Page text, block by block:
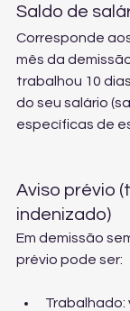
Saldo de
Corresponde
mês da
trabalhou 10
do seu salário
específicas de
Aviso prévio
indenizado)
Em demissão
prévio pode ser:
Trabalhado: